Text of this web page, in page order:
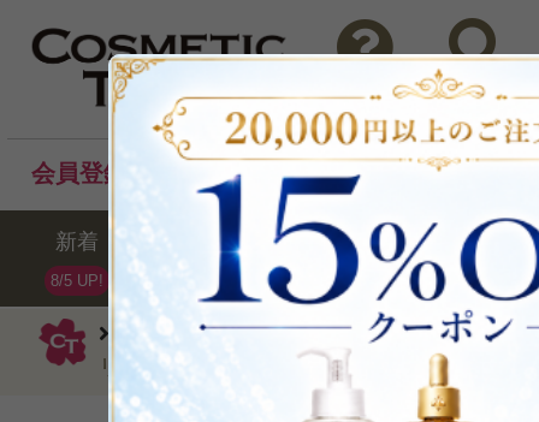
ケラスターゼ シャンプー
ディシプ
リスト 11000ml
問い合わせ 検索
会員登録後のお買い物でポイントプレゼント！
新着
8/5 UP!
セール ランキング ブ